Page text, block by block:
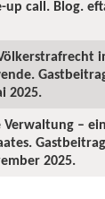
up call. Blog.
2025.
Verwaltung –
2025.